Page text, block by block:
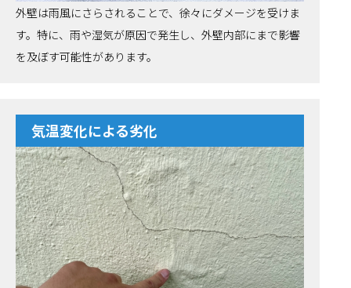
外壁は雨風にさらされることで、徐々にダメージを受けま
す。特に、雨や湿気が原因で発生し、外壁内部にまで影響
を及ぼす可能性があります。
気温変化による劣化